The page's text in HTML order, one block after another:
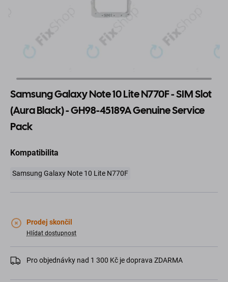
Samsung Galaxy Note 10 Lite N770F - SIM Slot
(Aura Black) - GH98-45189A Genuine Service
Pack
Kompatibilita
Samsung Galaxy Note 10 Lite N770F
Prodej skončil
Hlídat dostupnost
Pro objednávky nad 1 300 Kč je doprava ZDARMA